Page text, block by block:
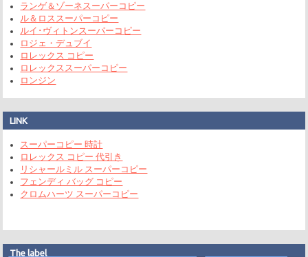
ランゲ＆ゾーネスーパーコピー
ル＆ロススーパーコピー
ルイ･ヴィトンスーパーコピー
ロジェ・デュブイ
ロレックス コピー
ロレックススーパーコピー
ロンジン
LINK
スーパーコピー 時計
ロレックス コピー 代引き
リシャールミル スーパーコピー
フェンディ バッグ コピー
クロムハーツ スーパーコピー
The label